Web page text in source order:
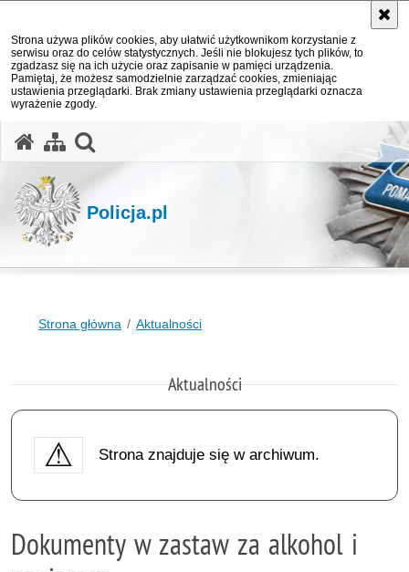
Strona używa plików cookies, aby ułatwić użytkownikom korzystanie z
serwisu oraz do celów statystycznych. Jeśli nie blokujesz tych plików, to
zgadzasz się na ich użycie oraz zapisanie w pamięci urządzenia.
Pamiętaj, że możesz samodzielnie zarządzać cookies, zmieniając
ustawienia przeglądarki. Brak zmiany ustawienia przeglądarki oznacza
wyrażenie zgody.
Policja.pl
Strona główna Aktualności
Aktualności
Strona znajduje się w archiwum.
Dokumenty w zastaw za alkohol i